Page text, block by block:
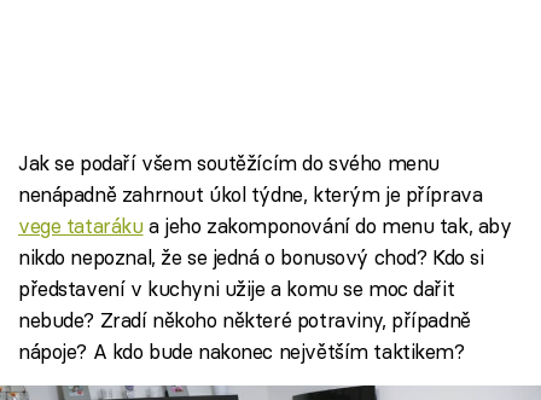
Jak se podaří všem soutěžícím do svého menu
nenápadně zahrnout úkol týdne, kterým je příprava
vege tatarákua jeho zakomponování do menu tak, aby
nikdo nepoznal, že se jedná o bonusový chod? Kdo si
představení v kuchyni užije a komu se moc dařit
nebude? Zradí někoho některé potraviny, případně
nápoje? A kdo bude nakonec největším taktikem?